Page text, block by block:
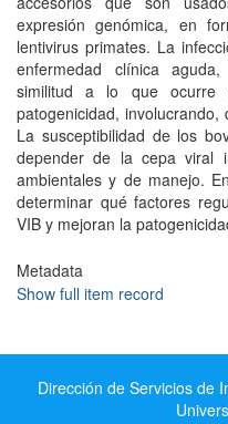
expresión genómica, en
lentivirus primates. La
enfermedad clínica
similitud a lo que ocurre
patogenicidad,
La susceptibilidad de los
depender de la cepa viral
ambientales y de manejo.
determinar qué factores
VIB y mejoran la
Metadata
Show full item record
Dirección de Servicios de